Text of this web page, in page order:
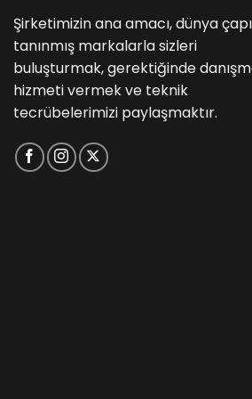
Şirketimizin ana amacı, dünya
tanınmış markalarla sizleri
buluşturmak, gerektiğinde
hizmeti vermek ve teknik
tecrübelerimizi paylaşmaktır.